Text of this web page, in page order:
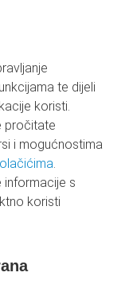
te dijeli
koristi.
pročitate
i mogućnostima
.
informacije s
koristi